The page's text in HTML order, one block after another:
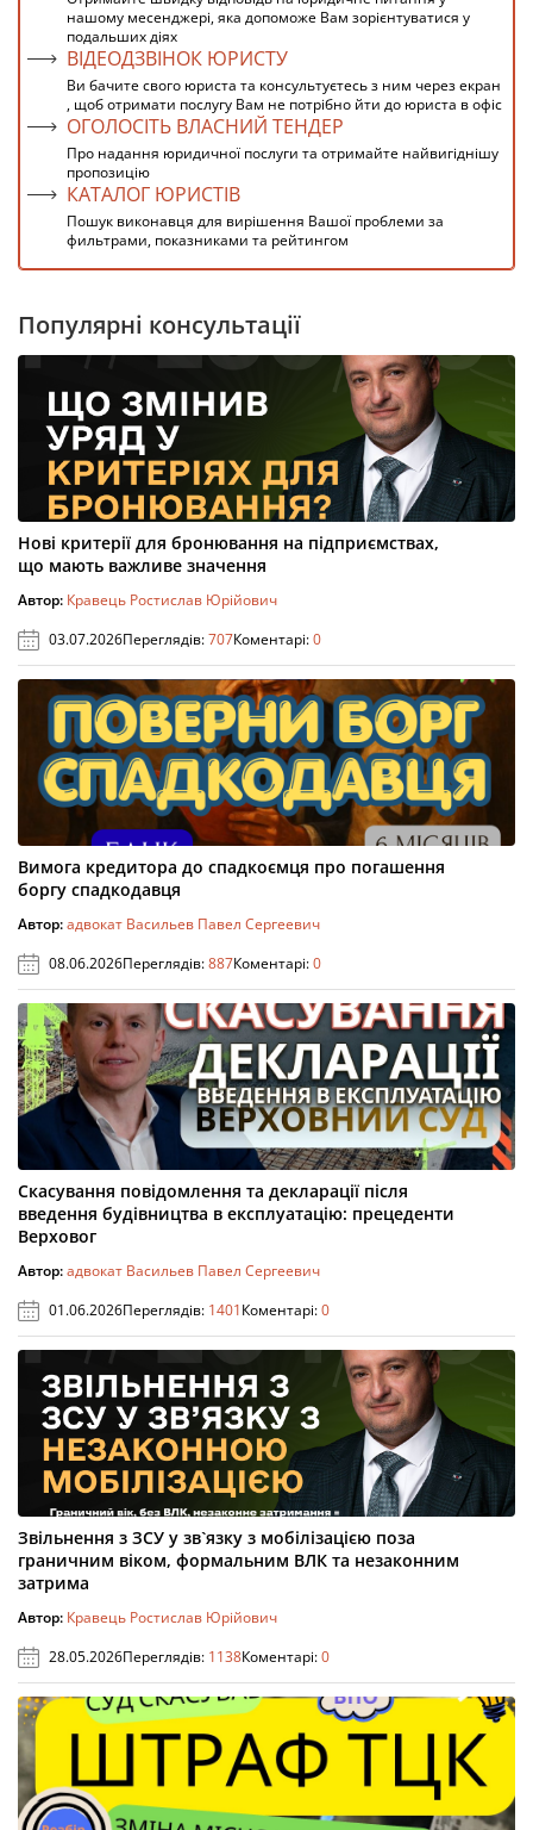
нашому месенджері, яка допоможе Вам зорієнтуватися у
подальших діях
ВІДЕОДЗВІНОК ЮРИСТУ
Ви бачите свого юриста та консультуєтесь з ним через екран
, щоб отримати послугу Вам не потрібно йти до юриста в офіс
ОГОЛОСІТЬ ВЛАСНИЙ ТЕНДЕР
Про надання юридичної послуги та отримайте найвигіднішу
пропозицію
КАТАЛОГ ЮРИСТІВ
Пошук виконавця для вирішення Вашої проблеми за
фильтрами, показниками та рейтингом
Популярні консультації
Нові критерії для бронювання на підприємствах,
що мають важливе значення
Автор: Кравець Ростислав Юрійович
03.07.2026Переглядів:707Коментарі:0
Вимога кредитора до спадкоємця про погашення
боргу спадкодавця
Автор:адвокат Васильев Павел Сергеевич
08.06.2026Переглядів:887Коментарі:0
Скасування повідомлення та декларації після
введення будівництва в експлуатацію: прецеденти
Верховог
Автор:адвокат Васильев Павел Сергеевич
01.06.2026Переглядів: 1401Коментарі:0
Звільнення з ЗСУ у зв`язку з мобілізацією поза
граничним віком, формальним ВЛК та незаконним
затрима
Автор: Кравець Ростислав Юрійович
28.05.2026Переглядів: 1138Коментарі:0